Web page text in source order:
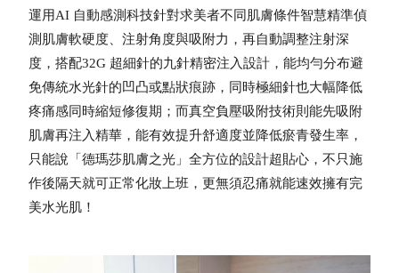
運用AI 自動感測科技針對求美者不同肌膚條件智慧精準偵
測肌膚軟硬度、注射角度與吸附力，再自動調整注射深
度，搭配32G 超細針的九針精密注入設計，能均勻分布避
免傳統水光針的凹凸或點狀痕跡，同時極細針也大幅降低
疼痛感同時縮短修復期；而真空負壓吸附技術則能先吸附
肌膚再注入精華，能有效提升舒適度並降低瘀青發生率，
只能說「德瑪莎肌膚之光」全方位的設計超貼心，不只施
作後隔天就可正常化妝上班，更無須忍痛就能速效擁有完
美水光肌！